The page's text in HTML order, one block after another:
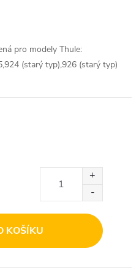
pro modely Thule:
(starý typ),926 (starý typ)
KOŠÍKU